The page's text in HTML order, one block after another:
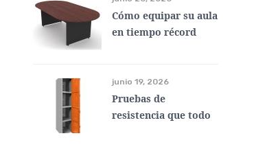
Cómo equipar su aula
en tiempo récord
junio 19, 2026
Pruebas de
resistencia que todo